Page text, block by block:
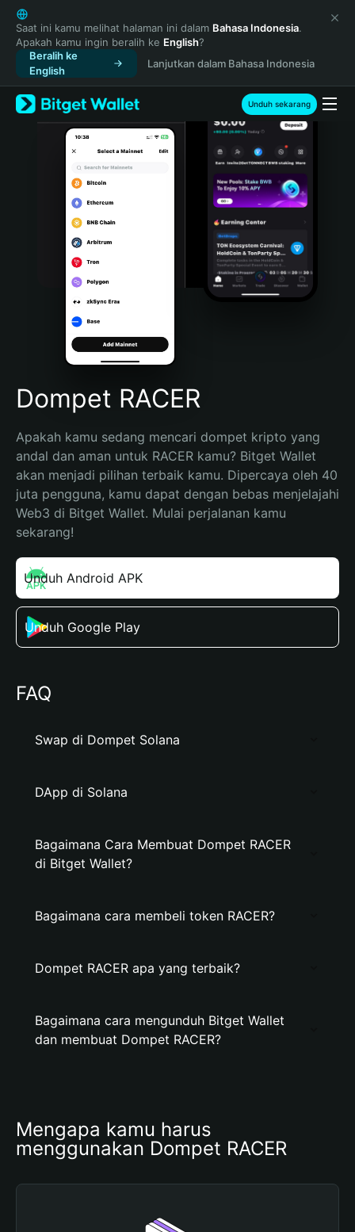
English
日本語
Tiếng Việt
Русский
Español (Latinoamérica)
Türkçe
Italiano
Português (Portugal)
Bahasa Indonesia
Português (Brasil)
Español (Argentina)
Saat ini kamu melihat halaman ini dalam Bahasa Indonesia.
Apakah kamu ingin beralih ke English?
Beralih ke
English
Lanjutkan dalam Bahasa Indonesia
Unduh sekarang
Dompet RACER
Apakah kamu sedang mencari dompet kripto yang
andal dan aman untuk RACER kamu? Bitget Wallet
akan menjadi pilihan terbaik kamu. Dipercaya oleh 40
juta pengguna, kamu dapat dengan bebas menjelajahi
Web3 di Bitget Wallet. Mulai perjalanan kamu
sekarang!
Unduh Android APK
Unduh Google Play
FAQ
Swap di Dompet Solana
DApp di Solana
Bagaimana Cara Membuat Dompet RACER
di Bitget Wallet?
Bagaimana cara membeli token RACER?
Dompet RACER apa yang terbaik?
Bagaimana cara mengunduh Bitget Wallet
dan membuat Dompet RACER?
Mengapa kamu harus
menggunakan Dompet RACER